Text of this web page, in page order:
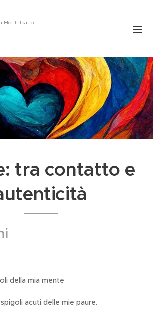
Montalbano
tra contatto e
della mia mente
acuti delle mie paure.